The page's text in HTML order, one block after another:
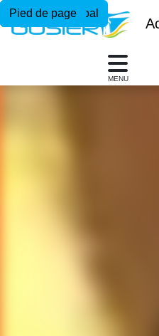
Menu principal
Contenu principal
Pied de page
MENU